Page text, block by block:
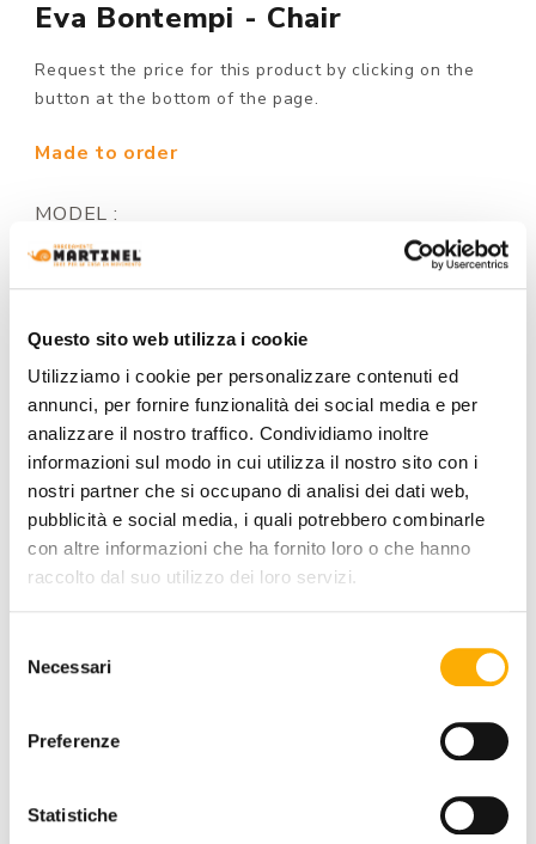
Questo sito web utilizza i cookie
Utilizziamo i cookie per personalizzare contenuti ed
annunci, per fornire funzionalità dei social media e per
analizzare il nostro traffico. Condividiamo inoltre
informazioni sul modo in cui utilizza il nostro sito con i
nostri partner che si occupano di analisi dei dati web,
pubblicità e social media, i quali potrebbero combinarle
con altre informazioni che ha fornito loro o che hanno
raccolto dal suo utilizzo dei loro servizi.
delNecessari
Preferenze
Statistiche
Eva Bontempi - Chair
Request the price for this product by clicking on the
button at the bottom of the page.
Made to order
MODEL :
STRUCTURE FINISHING: